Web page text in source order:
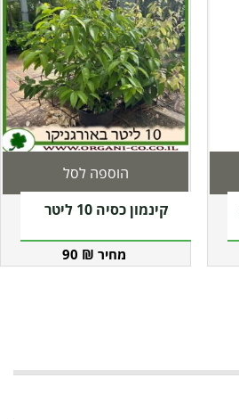
קינמון כסיה 10 ליטר
90 ₪
הוספה לסל